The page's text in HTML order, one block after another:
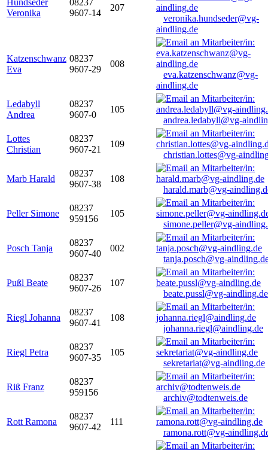
Hundseder
Veronika
08237
9607-14
207
veronika.hundseder@vg-
aindling.de
Katzenschwanz
Eva
08237
9607-29
008
eva.katzenschwanz@vg-
aindling.de
Ledabyll
Andrea
08237
9607-0
105
andrea.ledabyll@vg-
Lottes
Christian
08237
9607-21
109
christian.lottes@vg-
Marb Harald
08237
9607-38
108
harald.marb@vg-
Peller Simone
08237
959156
105
simone.peller@vg-
Posch Tanja
08237
9607-40
002
tanja.posch@vg-
Pußl Beate
08237
9607-26
107
beate.pussl@vg-aindling.de
Riegl Johanna
08237
9607-41
108
johanna.riegl@aindling.de
Riegl Petra
08237
9607-35
105
sekretariat@vg-aindling.de
Riß Franz
08237
959156
archiv@todtenweis.de
Rott Ramona
08237
9607-42
111
ramona.rott@vg-